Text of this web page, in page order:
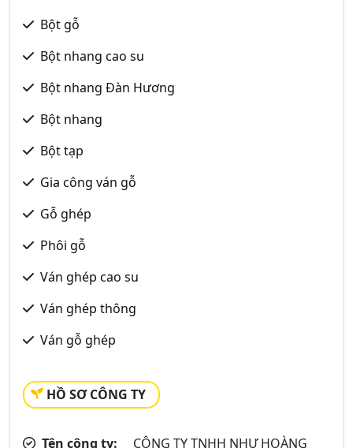
Bột gỗ
Bột nhang cao su
Bột nhang Đàn Hương
Bột nhang
Bột tạp
Gia công ván gỗ
Gỗ ghép
Phôi gỗ
Ván ghép cao su
Ván ghép thông
Ván gỗ ghép
HỒ SƠ CÔNG TY
Tên công ty:
CÔNG TY TNHH NHƯ HOÀNG